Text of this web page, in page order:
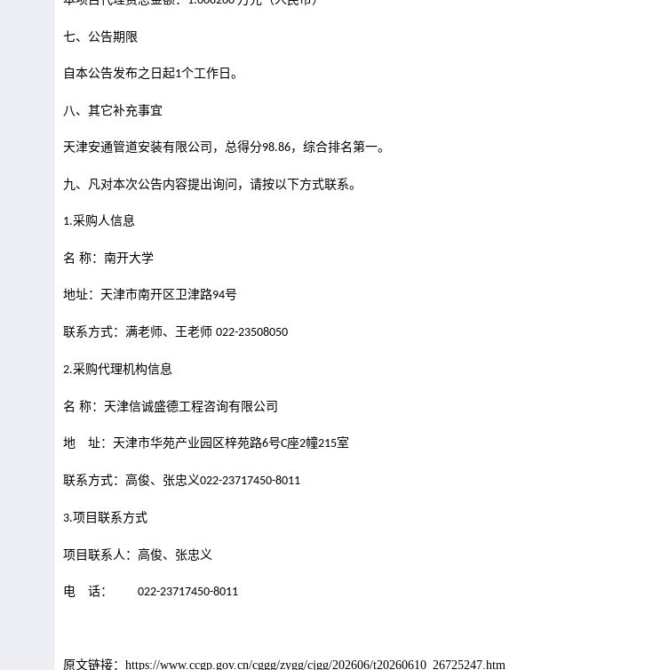
七、公告期限
自本公告发布之日起1个工作日。
八、其它补充事宜
天津安通管道安装有限公司，总得分98.86，综合排名第一。
九、凡对本次公告内容提出询问，请按以下方式联系。
1.采购人信息
名 称：南开大学
地址：天津市南开区卫津路94号
联系方式：满老师、王老师 022-23508050
2.采购代理机构信息
名 称：天津信诚盛德工程咨询有限公司
地 址：天津市华苑产业园区梓苑路6号C座2幢215室
联系方式：高俊、张忠义022-23717450-8011
3.项目联系方式
项目联系人：高俊、张忠义
电 话： 022-23717450-8011
原文链接：https://www.ccgp.gov.cn/cggg/zygg/cjgg/202606/t20260610_26725247.htm